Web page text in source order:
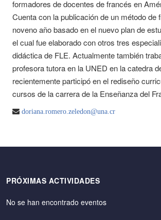
formadores de docentes de francés en
Cuenta con la publicación de un método de
noveno año basado en el nuevo plan de
el cual fue elaborado con otros tres
didáctica de FLE. Actualmente también
profesora tutora en la UNED en la catedra
recientemente participó en el rediseño
cursos de la carrera de la Enseñanza del
doriana.romero.zeledon@una.cr
PRÓXIMAS ACTIVIDADES
No se han encontrado eventos